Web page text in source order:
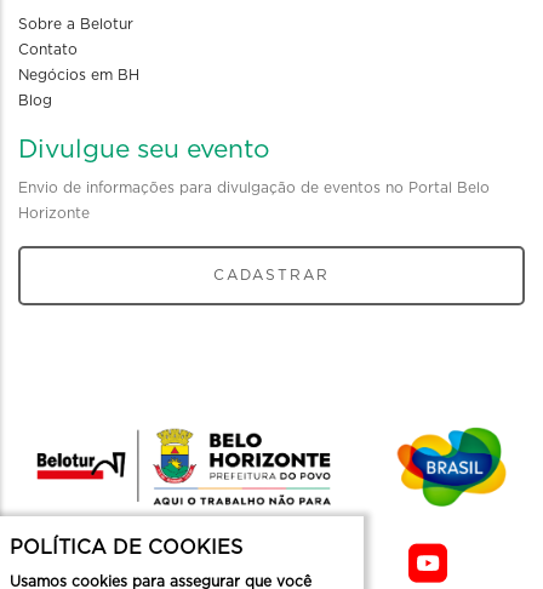
Sobre a Belotur
Contato
Negócios em BH
Blog
Divulgue seu evento
Envio de informações para divulgação de eventos no Portal Belo
Horizonte
CADASTRAR
POLÍTICA DE COOKIES
Usamos cookies para assegurar que você